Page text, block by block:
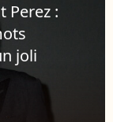
Perez :
joli